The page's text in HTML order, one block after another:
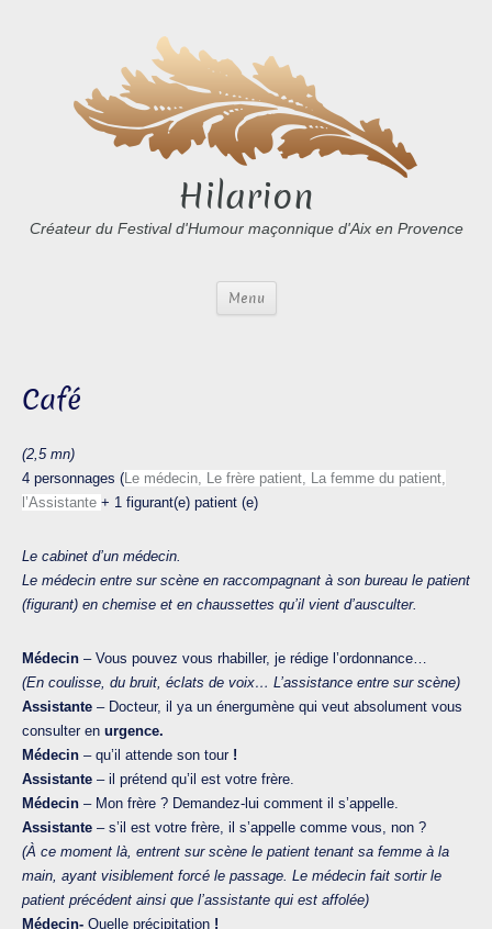
Hilarion
Créateur du Festival d'Humour maçonnique d'Aix en Provence
Menu
Café
(2,5 mn)
4 personnages (Le médecin, Le frère patient, La femme du patient,
l’Assistante + 1 figurant(e) patient (e)
Le cabinet d’un médecin.
Le médecin entre sur scène en raccompagnant à son bureau le patient
(figurant) en chemise et en chaussettes qu’il vient d’ausculter.
Médecin – Vous pouvez vous rhabiller, je rédige l’ordonnance…
(En coulisse, du bruit, éclats de voix… L’assistance entre sur scène)
Assistante – Docteur, il ya un énergumène qui veut absolument vous
consulter en urgence.
Médecin – qu’il attende son tour !
Assistante – il prétend qu’il est votre frère.
Médecin – Mon frère ? Demandez-lui comment il s’appelle.
Assistante – s’il est votre frère, il s’appelle comme vous, non ?
(À ce moment là, entrent sur scène le patient tenant sa femme à la
main, ayant visiblement forcé le passage. Le médecin fait sortir le
patient précédent ainsi que l’assistante qui est affolée)
Médecin- Quelle précipitation !